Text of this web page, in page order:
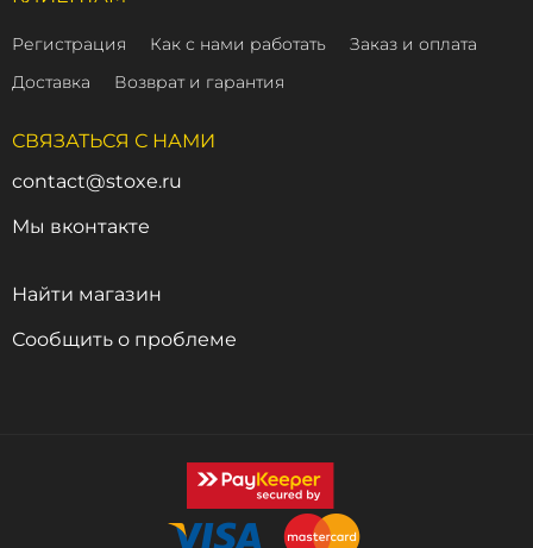
Регистрация Как с нами работать
Заказ и оплата
Доставка
Возврат и гарантия
СВЯЗАТЬСЯ С НАМИ
contact@stoxe.ru
Мы вконтакте
Найти магазин
Сообщить о проблеме